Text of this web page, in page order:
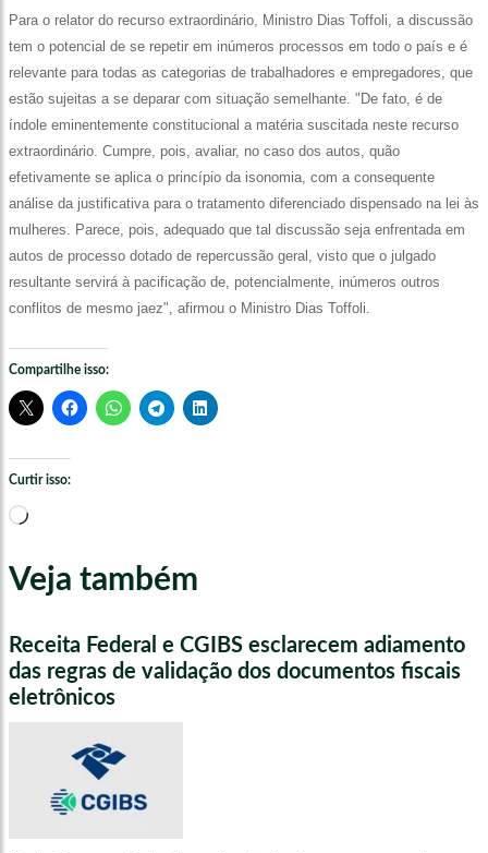
Para o relator do recurso extraordinário, Ministro Dias Toffoli, a discussão
tem o potencial de se repetir em inúmeros processos em todo o país e é
relevante para todas as categorias de trabalhadores e empregadores, que
estão sujeitas a se deparar com situação semelhante. "De fato, é de
índole eminentemente constitucional a matéria suscitada neste recurso
extraordinário. Cumpre, pois, avaliar, no caso dos autos, quão
efetivamente se aplica o princípio da isonomia, com a consequente
análise da justificativa para o tratamento diferenciado dispensado na lei às
mulheres. Parece, pois, adequado que tal discussão seja enfrentada em
autos de processo dotado de repercussão geral, visto que o julgado
resultante servirá à pacificação de, potencialmente, inúmeros outros
conflitos de mesmo jaez", afirmou o Ministro Dias Toffoli.
Compartilhe isso:
Curtir isso:
Carregando...
Veja também
Receita Federal e CGIBS esclarecem adiamento
das regras de validação dos documentos fiscais
eletrônicos